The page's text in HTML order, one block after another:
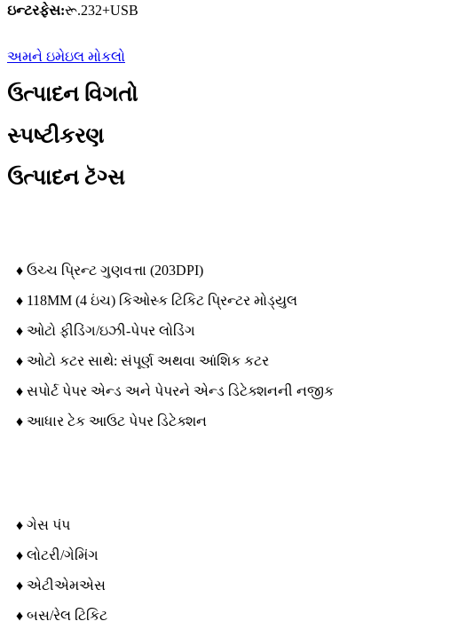
ઇન્ટરફેસ:રૂ.232+USB
અમને ઇમેઇલ મોકલો
ઉત્પાદન વિગતો
સ્પષ્ટીકરણ
ઉત્પાદન ટૅગ્સ
♦ ઉચ્ચ પ્રિન્ટ ગુણવત્તા (203DPI)
♦ 118MM (4 ઇંચ) કિઓસ્ક ટિકિટ પ્રિન્ટર મોડ્યુલ
♦ ઓટો ફીડિંગ/ઇઝી-પેપર લોડિંગ
♦ ઓટો કટર સાથે: સંપૂર્ણ અથવા આંશિક કટર
♦ સપોર્ટ પેપર એન્ડ અને પેપરને એન્ડ ડિટેક્શનની નજીક
♦ આધાર ટેક આઉટ પેપર ડિટેક્શન
♦ ગેસ પંપ
♦ લોટરી/ગેમિંગ
♦ એટીએમએસ
♦ બસ/રેલ ટિકિટ